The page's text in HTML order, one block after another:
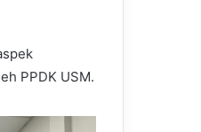
PPDK USM.